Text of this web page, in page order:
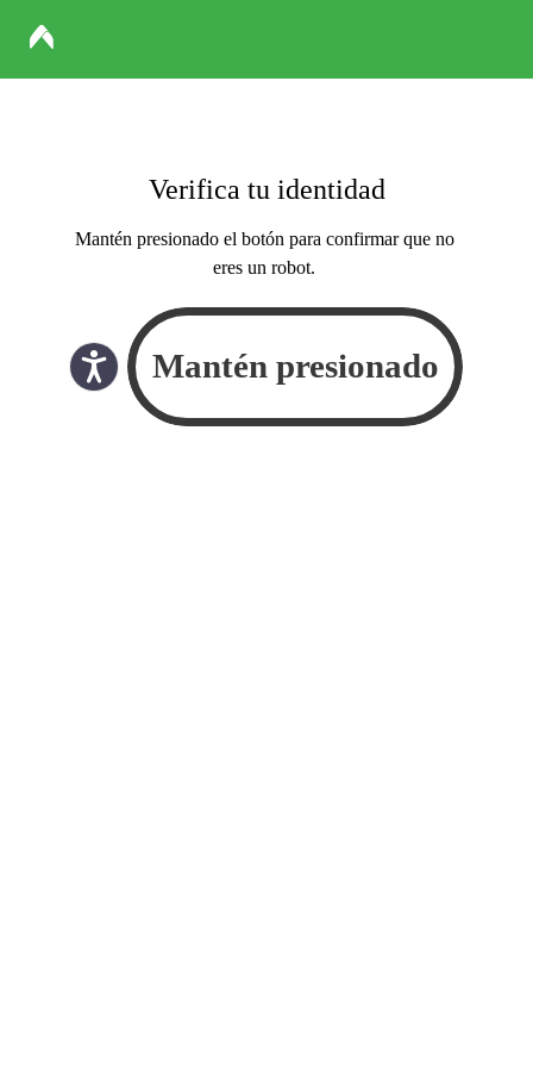
Verifica tu identidad
Mantén presionado el botón para confirmar que no
eres un robot.